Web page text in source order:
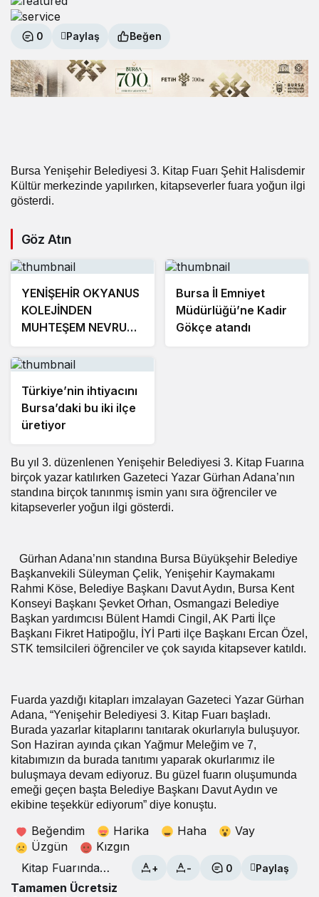
0 Paylaş Beğen
Bursa Yenişehir Belediyesi 3. Kitap Fuarı Şehit Halisdemir
Kültür merkezinde yapılırken, kitapseverler fuara yoğun ilgi
gösterdi.
Göz Atın
YENİŞEHİR OKYANUS
KOLEJİNDEN
MUHTEŞEM NEVRUZ
Bursa İl Emniyet
Müdürlüğü’ne Kadir
Gökçe atandı
Türkiye’nin ihtiyacını
Bursa’daki bu iki ilçe
üretiyor
Bu yıl 3. düzenlenen Yenişehir Belediyesi 3. Kitap Fuarına
birçok yazar katılırken Gazeteci Yazar Gürhan Adana’nın
standına birçok tanınmış ismin yanı sıra öğrenciler ve
kitapseverler yoğun ilgi gösterdi.
Gürhan Adana’nın standına Bursa Büyükşehir Belediye
Başkanvekili Süleyman Çelik, Yenişehir Kaymakamı
Rahmi Köse, Belediye Başkanı Davut Aydın, Bursa Kent
Konseyi Başkanı Şevket Orhan, Osmangazi Belediye
Başkan yardımcısı Bülent Hamdi Cingil, AK Parti İlçe
Başkanı Fikret Hatipoğlu, İYİ Parti ilçe Başkanı Ercan Özel,
STK temsilcileri öğrenciler ve çok sayıda kitapsever katıldı.
Fuarda yazdığı kitapları imzalayan Gazeteci Yazar Gürhan
Adana, “Yenişehir Belediyesi 3. Kitap Fuarı başladı.
Burada yazarlar kitaplarını tanıtarak okurlarıyla buluşuyor.
Son Haziran ayında çıkan Yağmur Meleğim ve 7,
kitabımızın da burada tanıtımı yaparak okurlarımız ile
buluşmaya devam ediyoruz. Bu güzel fuarın oluşumunda
emeği geçen başta Belediye Başkanı Davut Aydın ve
ekibine teşekkür ediyorum” diye konuştu.
Beğendim Harika Haha
Vay
Üzgün
Kızgın
Kitap Fuarında
Yazar Adana’ya
+ - 0 Paylaş
Tamamen Ücretsiz